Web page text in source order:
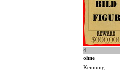
4
ohne
Kennung